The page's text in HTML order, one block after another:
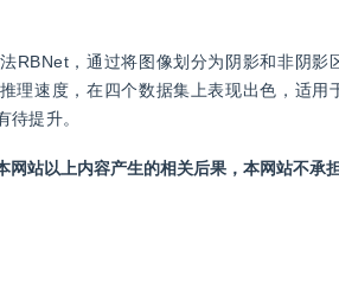
RBNet，通过将图像划分为阴影和非阴
理速度，在四个数据集上表现出色，适
提升。
站以上内容产生的相关后果，本网站不承